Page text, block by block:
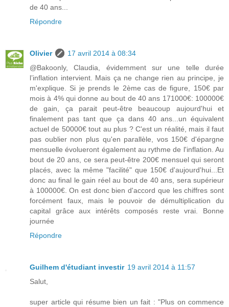
de 40 ans...
Répondre
Olivier
17 avril 2014 à 08:34
@Bakoonly, Claudia, évidemment sur une telle durée
l’inflation intervient. Mais ça ne change rien au principe, je
m'explique. Si je prends le 2ème cas de figure, 150€ par
mois à 4% qui donne au bout de 40 ans 171000€: 100000€
de gain, ça parait peut-être beaucoup aujourd'hui et
finalement pas tant que ça dans 40 ans...un équivalent
actuel de 50000€ tout au plus ? C'est un réalité, mais il faut
pas oublier non plus qu'en parallèle, vos 150€ d'épargne
mensuelle évolueront également au rythme de l'inflation. Au
bout de 20 ans, ce sera peut-être 200€ mensuel qui seront
placés, avec la même "facilité" que 150€ d'aujourd'hui...Et
donc au final le gain réel au bout de 40 ans, sera supérieur
à 100000€. On est donc bien d'accord que les chiffres sont
forcément faux, mais le pouvoir de démultiplication du
capital grâce aux intérêts composés reste vrai. Bonne
journée
Répondre
Guilhem d'étudiant investir 19 avril 2014 à 11:57
Salut,
super article qui résume bien un fait : "Plus on commence